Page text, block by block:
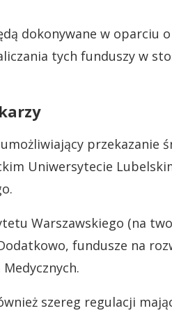
dokonywane w oparciu
tych funduszy w
przekazanie
Uniwersytecie
Warszawskiego (na
fundusze na
szereg regulacji